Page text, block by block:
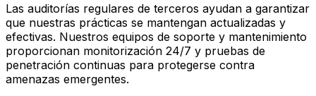
Las auditorías regulares de terceros ayudan a garantizar
que nuestras prácticas se mantengan actualizadas y
efectivas. Nuestros equipos de soporte y mantenimiento
proporcionan monitorización 24/7 y pruebas de
penetración continuas para protegerse contra
amenazas emergentes.